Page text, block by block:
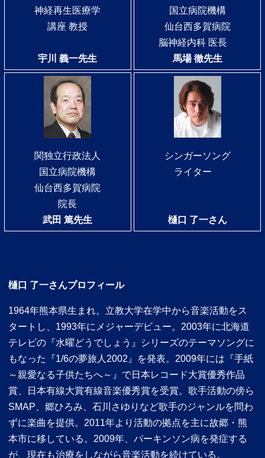
神経再生医療学
講座 教授
宇川 義一先生
国立病院機構
仙台西多賀病院
脳神経内科 医長
馬場 徹先生
関独立行政法人
国立病院機構
仙台西多賀病院
院長
武田 篤先生
シンガーソング
ライター
樋口 了一さん
樋口 了一さんプロフィール
1964年熊本県生まれ。立教大学在学中から音楽活動をス
タートし、1993年にメジャーデビュー。2003年に北海道
テレビの『水曜どうでしょう』シリーズのテーマソングに
もなった『1/6の夢旅人2002』を発表。2009年には『手紙
～親愛なる子供たちへ～』で日本レコード大賞優秀作品
賞、日本有線大賞有線音楽優秀賞を受賞。歌手活動の傍ら
SMAP、郷ひろみ、石川さゆりなど歌手のジャンルを問わ
ずに楽曲を提供。2011年より活動の拠点を主に故郷・熊
本市に移している。2009年、パーキンソン病を発症する
が、現在も治療をしながら音楽活動を続けている。